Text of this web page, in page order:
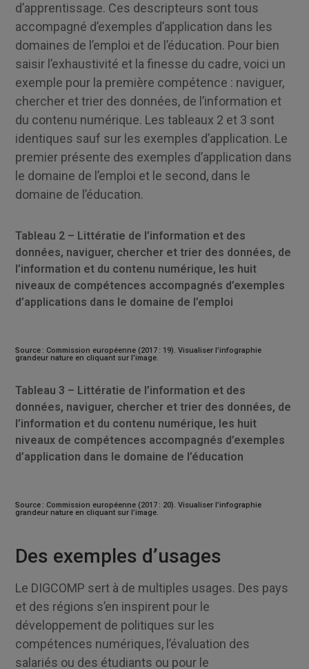
d’apprentissage. Ces descripteurs sont tous
accompagné d’exemples d’application dans les
domaines de l’emploi et de l’éducation. Pour bien
saisir l’exhaustivité et la finesse du cadre, voici un
exemple pour la première compétence : naviguer,
chercher et trier des données, de l’information et
du contenu numérique. Les tableaux 2 et 3 sont
identiques sauf sur les exemples d’application. Le
premier présente des exemples d’application dans
le domaine de l’emploi et le second, dans le
domaine de l’éducation.
Tableau 2 – Littératie de l’information et des
données, naviguer, chercher et trier des données, de
l’information et du contenu numérique, les huit
niveaux de compétences accompagnés d’exemples
d’applications dans le domaine de l’emploi
Source : Commission européenne (2017 : 19). Visualiser l’infographie
grandeur nature en cliquant sur l’image.
Tableau 3 – Littératie de l’information et des
données, naviguer, chercher et trier des données, de
l’information et du contenu numérique, les huit
niveaux de compétences accompagnés d’exemples
d’application dans le domaine de l’éducation
Source : Commission européenne (2017 : 20). Visualiser l’infographie
grandeur nature en cliquant sur l’image.
Des exemples d’usages
Le DIGCOMP sert à de multiples usages. Des pays
et des régions s’en inspirent pour le
développement de politiques sur les
compétences numériques, l’évaluation des
salariés ou des étudiants ou pour le